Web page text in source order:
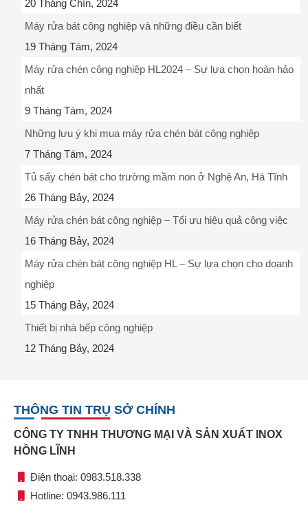
20 Tháng Chín, 2024
Máy rửa bát công nghiệp và những điều cần biết
19 Tháng Tám, 2024
Máy rửa chén công nghiệp HL2024 – Sự lựa chọn hoàn hảo
nhất
9 Tháng Tám, 2024
Những lưu ý khi mua máy rửa chén bát công nghiệp
7 Tháng Tám, 2024
Tủ sấy chén bát cho trường mầm non ở Nghệ An, Hà Tĩnh
26 Tháng Bảy, 2024
Máy rửa chén bát công nghiệp – Tối ưu hiệu quả công việc
16 Tháng Bảy, 2024
Máy rửa chén bát công nghiệp HL – Sự lựa chọn cho doanh
nghiệp
15 Tháng Bảy, 2024
Thiết bị nhà bếp công nghiệp
12 Tháng Bảy, 2024
THÔNG TIN TRỤ SỞ CHÍNH
CÔNG TY TNHH THƯƠNG MẠI VÀ SẢN XUẤT INOX
HỒNG LĨNH
Điện thoại: 0983.518.338
Hotline: 0943.986.111